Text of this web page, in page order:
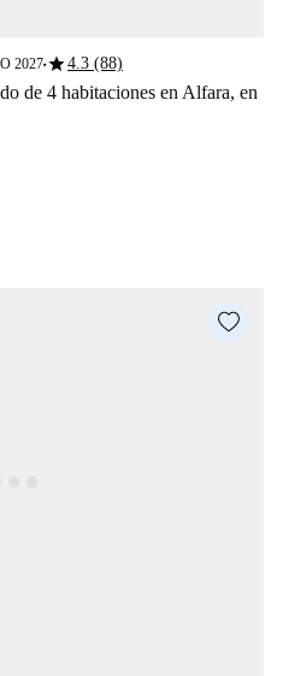
2027■star4.3 (88)
de 4 habitaciones en Alfara, en